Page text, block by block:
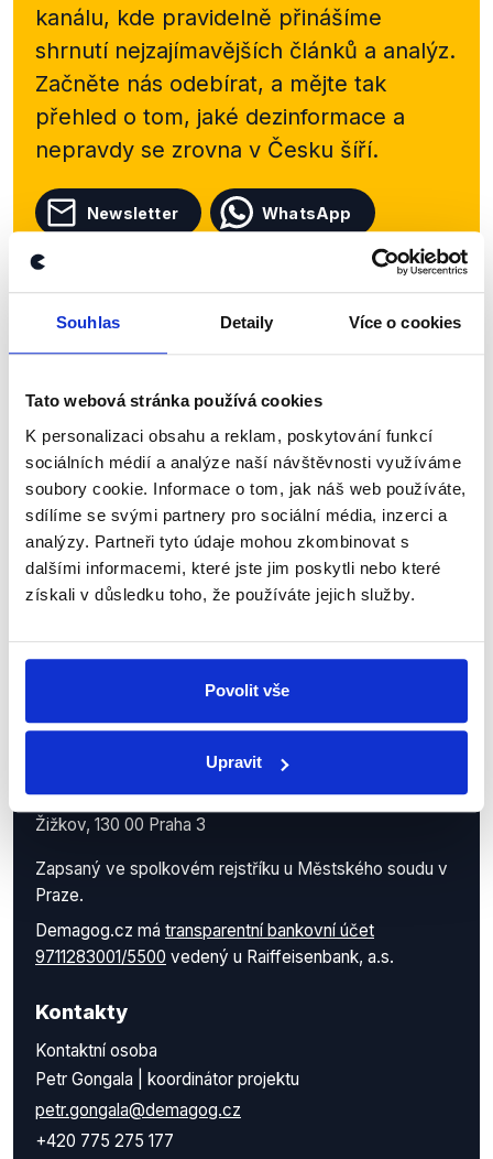
Souhlas Detaily Více o cookies
Tato webová stránka používá cookies
K personalizaci obsahu a reklam, poskytování funkcí
sociálních médií a analýze naší návštěvnosti využíváme
soubory cookie. Informace o tom, jak náš web používáte,
sdílíme se svými partnery pro sociální média, inzerci a
analýzy. Partneři tyto údaje mohou zkombinovat s
dalšími informacemi, které jste jim poskytli nebo které
získali v důsledku toho, že používáte jejich služby.
Povolit vše
Upravit
kanálu, kde pravidelně přinášíme
shrnutí nejzajímavějších článků a analýz.
Začněte nás odebírat, a mějte tak
přehled o tom, jaké dezinformace a
nepravdy se zrovna v Česku šíří.
Newsletter WhatsApp
Sociální sítě
z Demagog.cz. Sdílením našich
příspěvků přátelům podpoříte naši
práci.
Demagog.cz, z.s.
se sídlem Roháčova 145/14
Žižkov, 130 00 Praha 3
Zapsaný ve spolkovém rejstříku u Městského soudu v
Praze.
Demagog.cz má transparentní bankovní účet
9711283001/5500 vedený u Raiffeisenbank, a.s.
Kontakty
Kontaktní osoba
Petr Gongala | koordinátor projektu
petr.gongala@demagog.cz
+420 775 275 177